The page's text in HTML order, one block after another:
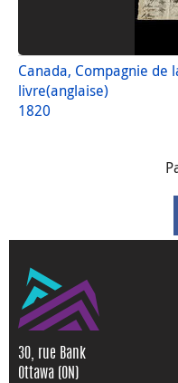
Canada, Compagnie de
livre(anglaise)
1820
30, rue Bank
Ottawa (ON)